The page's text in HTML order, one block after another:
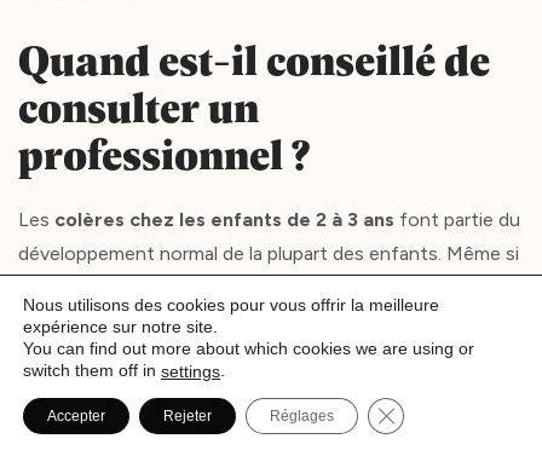
Quand est-il conseillé de
consulter un
professionnel ?
Les colères chez les enfants de 2 à 3 ans font partie du
développement normal de la plupart des enfants. Même si
explosions émotionnelles deviennent généralement moins
fréquentes à mesure que l’enfant développe son langage,
apprend à exprimer ce qu’il ressent et acquiert peu à peu
de nouvelles compétences pour gérer la frustration.
Nous utilisons des cookies pour vous offrir la meilleure
expérience sur notre site.
You can find out more about which cookies we are using or
switch them off in settings
Accepter Rejeter Réglages Fermer la